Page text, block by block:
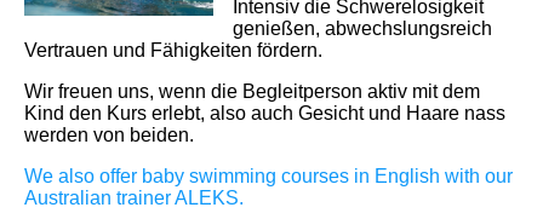
Intensiv die Schwerelosigkeit
genießen, abwechslungsreich
Vertrauen und Fähigkeiten fördern.
Wir freuen uns, wenn die Begleitperson aktiv mit dem
Kind den Kurs erlebt, also auch Gesicht und Haare nass
werden von beiden.
We also offer baby swimming courses in English with our
Australian trainer ALEKS.